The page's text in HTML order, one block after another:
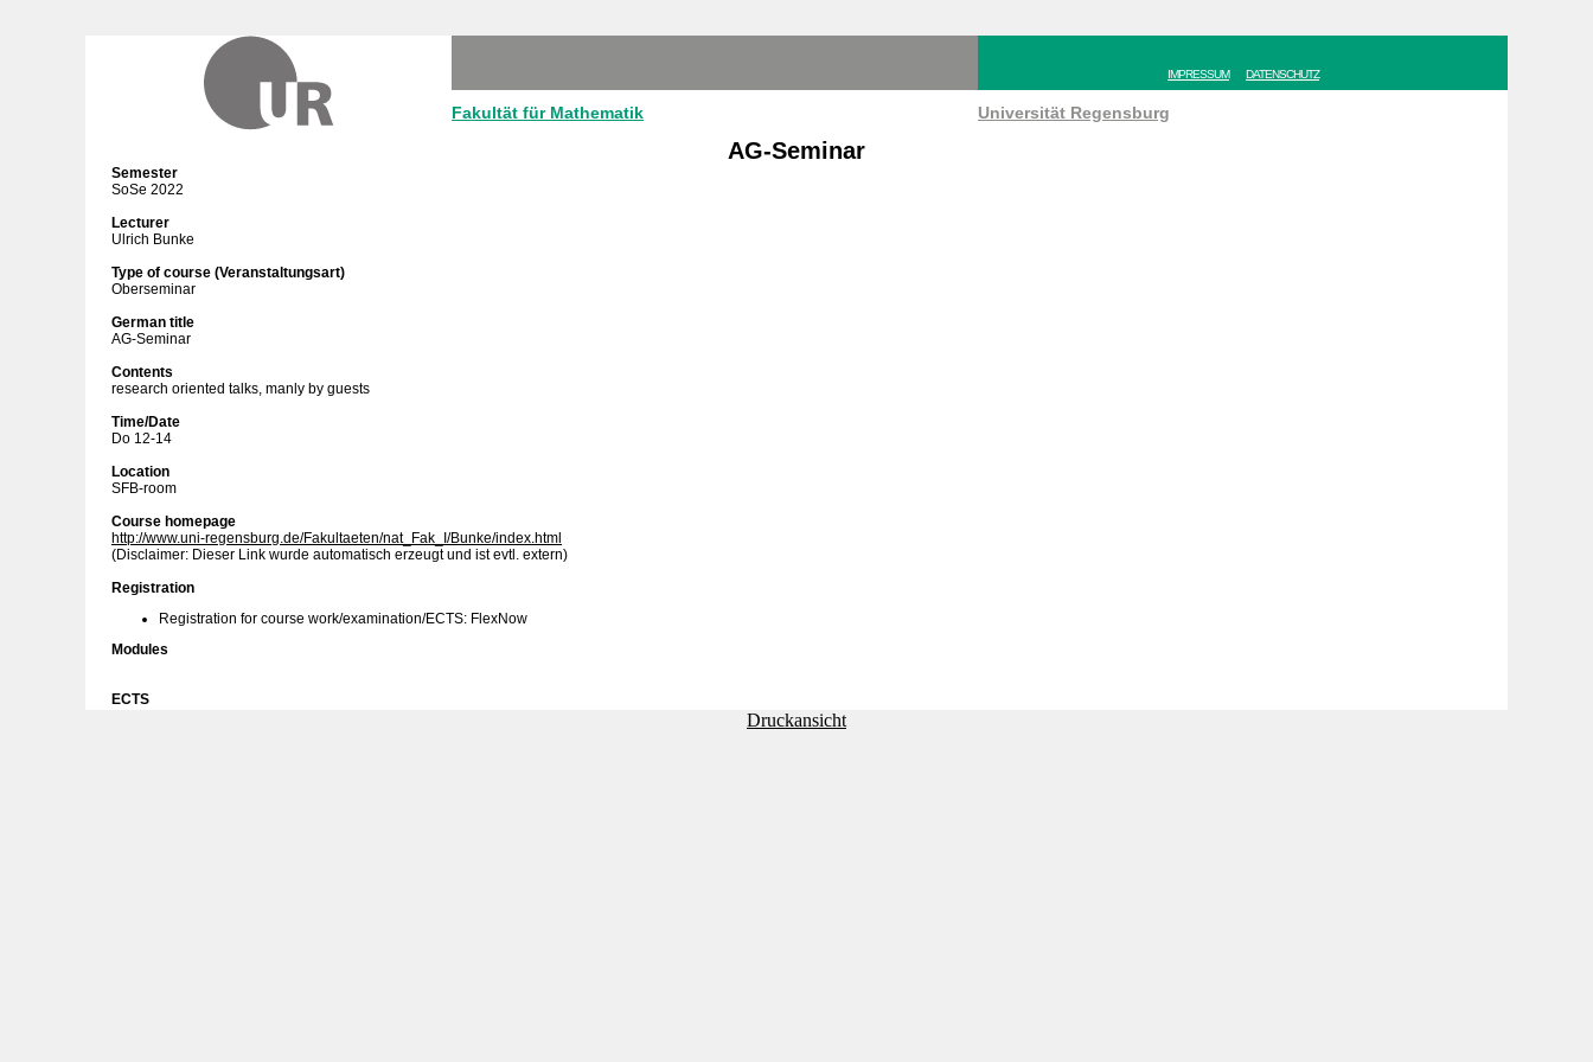
IMPRESSUM DATENSCHUTZ
Fakultät für Mathematik Universität Regensburg
AG-Seminar
Semester
SoSe 2022
Lecturer
Ulrich Bunke
Type of course (Veranstaltungsart)
Oberseminar
German title
AG-Seminar
Contents
research oriented talks, manly by guests
Time/Date
Do 12-14
Location
SFB-room
Course homepage
http://www.uni-regensburg.de/Fakultaeten/nat_Fak_I/Bunke/index.html
(Disclaimer: Dieser Link wurde automatisch erzeugt und ist evtl. extern)
Registration
Registration for course work/examination/ECTS: FlexNow
Modules
ECTS
Druckansicht